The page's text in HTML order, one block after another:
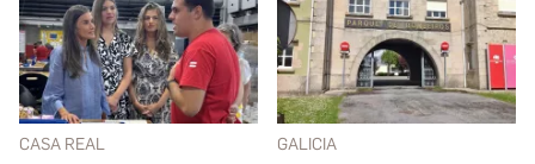
CASA REAL GALICIA